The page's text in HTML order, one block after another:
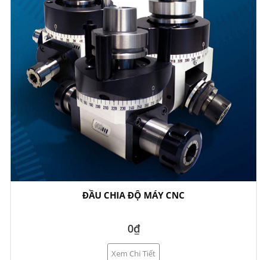
ĐẦU CHIA ĐỘ MÁY CNC
0₫
Xem Chi Tiết